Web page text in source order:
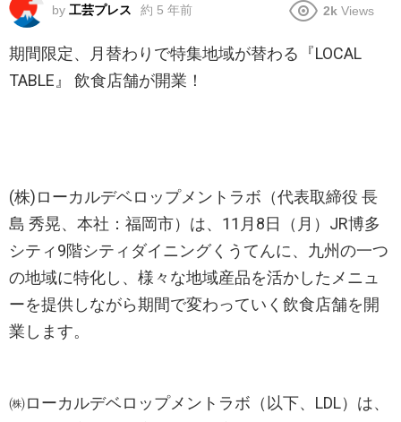
by 工芸プレス 約 5 年前 2k Views
期間限定、月替わりで特集地域が替わる『LOCAL
TABLE』 飲食店舗が開業！
​(株)ローカルデベロップメントラボ（代表取締役 長
島 秀晃、本社：福岡市）は、11月8日（月）JR博多
シティ9階シティダイニングくうてんに、九州の一つ
の地域に特化し、様々な地域産品を活かしたメニュ
ーを提供しながら期間で変わっていく飲食店舗を開
業します。
㈱ローカルデベロップメントラボ（以下、LDL）は、